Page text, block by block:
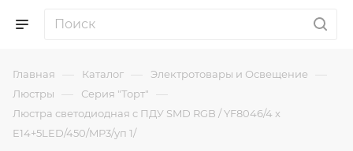
Главная — Каталог — Электротовары и Освещение —
Люстры — Серия "Торт" —
Люстра светодиодная c ПДУ SMD RGB / YF8046/4 x
E14+5LED/450/MP3/уп 1/